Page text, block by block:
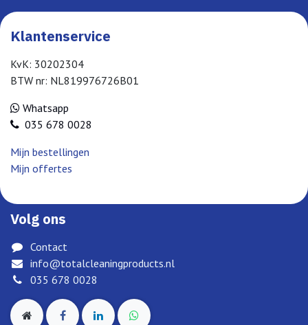
Klantenservice
KvK: 30202304
BTW nr: NL819976726B01
Whatsapp
035 678 0028
Mijn bestellingen
Mijn offertes
Volg ons
Contact
info@totalcleaningproducts.nl
035 678 0028